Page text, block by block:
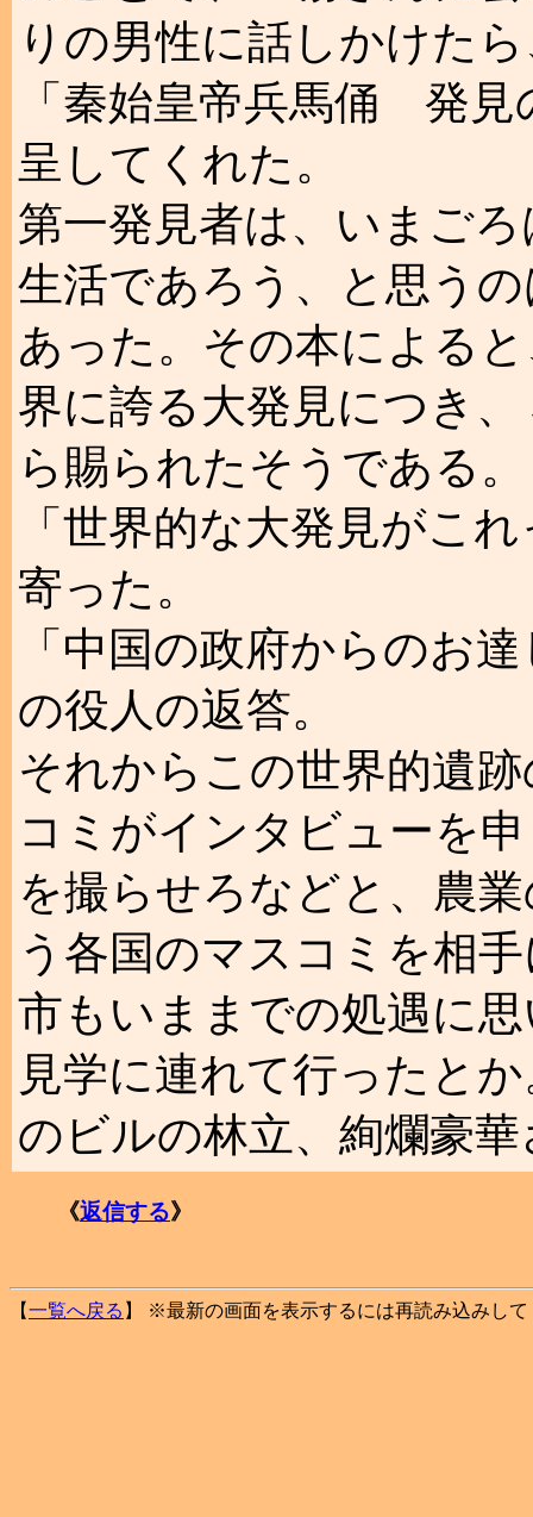
りの男性に話しかけた
「秦始皇帝兵馬俑 発
呈してくれた。
第一発見者は、いまご
生活であろう、と思う
あった。その本による
界に誇る大発見につき
ら賜られたそうである
「世界的な大発見がこ
寄った。
「中国の政府からのお
の役人の返答。
それからこの世界的遺
コミがインタビューを
を撮らせろなどと、農
う各国のマスコミを相
市もいままでの処遇に
見学に連れて行ったと
のビルの林立、絢爛豪
《返信する》
【一覧へ戻る 】 ※最新の画面を表示するには再読み込みして